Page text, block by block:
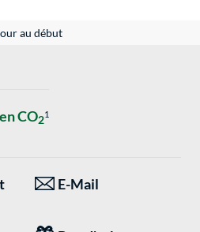
au début
CO21
E-Mail